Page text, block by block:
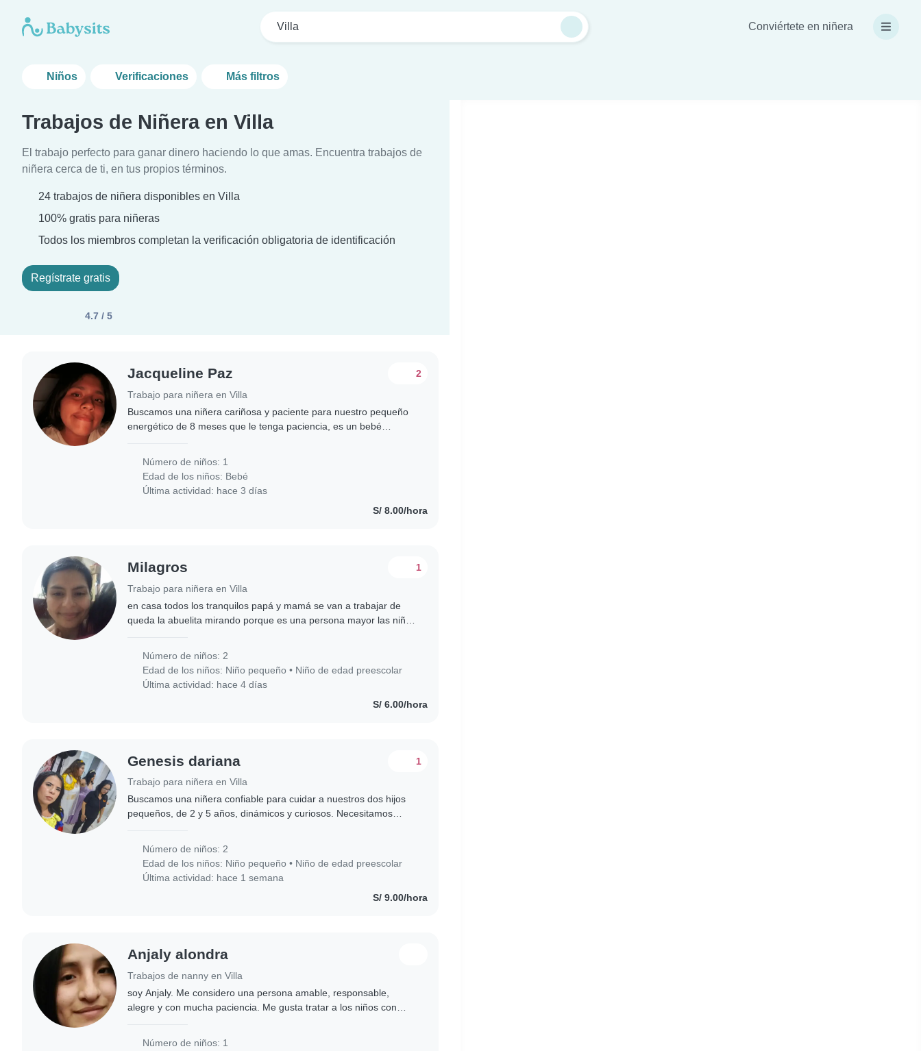
Villa Conviértete en niñera
Niños Verificaciones Más filtros
Trabajos de Niñera en Villa
El trabajo perfecto para ganar dinero haciendo lo que amas. Encuentra trabajos de
niñera cerca de ti, en tus propios términos.
24 trabajos de niñera disponibles en Villa
100% gratis para niñeras
Todos los miembros completan la verificación obligatoria de identificación
Regístrate gratis
4.7 / 5
Jacqueline Paz
Trabajo para niñera en Villa
2
Buscamos una niñera cariñosa y paciente para nuestro pequeño
energético de 8 meses que le tenga paciencia, es un bebé
Número de niños: 1
Edad de los niños: Bebé
Última actividad: hace 3 días
S/ 8.00/hora
Milagros
Trabajo para niñera en Villa
1
en casa todos los tranquilos papá y mamá se van a trabajar de
queda la abuelita mirando porque es una persona mayor las niñas
Número de niños: 2
Edad de los niños: Niño pequeño • Niño de edad preescolar
Última actividad: hace 4 días
S/ 6.00/hora
Genesis dariana
Trabajo para niñera en Villa
1
Buscamos una niñera confiable para cuidar a nuestros dos hijos
pequeños, de 2 y 5 años, dinámicos y curiosos. Necesitamos
Número de niños: 2
Edad de los niños: Niño pequeño • Niño de edad preescolar
Última actividad: hace 1 semana
S/ 9.00/hora
Anjaly alondra
Trabajos de nanny en Villa
soy Anjaly. Me considero una persona amable, responsable,
alegre y con mucha paciencia. Me gusta tratar a los niños con
Número de niños: 1